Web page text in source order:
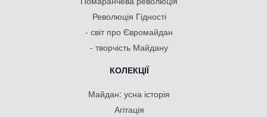
Революція Гідності
- світ про Євромайдан
- творчість Майдану
КОЛЕКЦІЇ
Майдан: усна історія
Агітація